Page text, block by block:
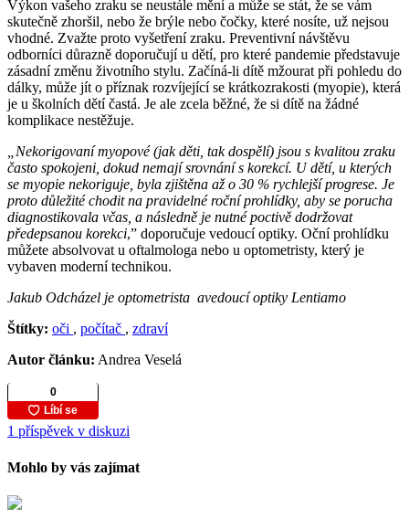
Výkon vašeho zraku se neustále mění a může se stát, že se vám
skutečně zhoršil, nebo že brýle nebo čočky, které nosíte, už nejsou
vhodné. Zvažte proto vyšetření zraku. Preventivní návštěvu
odborníci důrazně doporučují u dětí, pro které pandemie představuje
zásadní změnu životního stylu. Začíná-li dítě mžourat při pohledu do
dálky, může jít o příznak rozvíjející se krátkozrakosti (myopie), která
je u školních dětí častá. Je ale zcela běžné, že si dítě na žádné
komplikace nestěžuje.
„Nekorigovaní myopové (jak děti, tak dospělí) jsou s kvalitou zraku
často spokojeni, dokud nemají srovnání s korekcí. U dětí, u kterých
se myopie nekoriguje, byla zjištěna až o 30 % rychlejší progrese. Je
proto důležité chodit na pravidelné roční prohlídky, aby se porucha
diagnostikovala včas, a následně je nutné poctivě dodržovat
předepsanou korekci,” doporučuje vedoucí optiky. Oční prohlídku
můžete absolvovat u oftalmologa nebo u optometristy, který je
vybaven moderní technikou.
Jakub Odcházel je optometrista avedoucí optiky Lentiamo
Štítky: oči , počítač , zdraví
Autor článku: Andrea Veselá
1 příspěvek v diskuzi
Mohlo by vás zajímat